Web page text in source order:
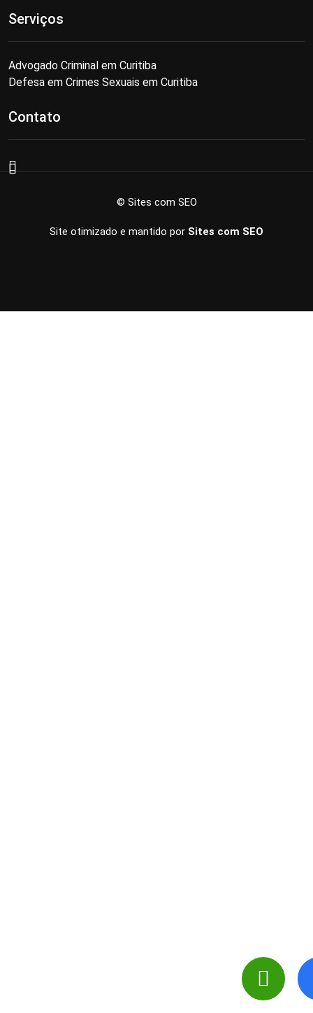
Serviços
Advogado Criminal em Curitiba
Defesa em Crimes Sexuais em Curitiba
Contato
© Sites com SEO
Site otimizado e mantido por Sites com SEO